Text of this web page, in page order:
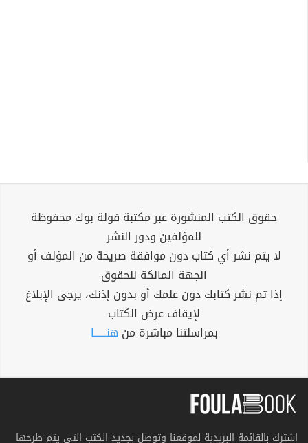
حقوق الكتب المنشورة عبر مكتبة فولة بوك محفوظة
للمؤلفين ودور النشر
لا يتم نشر أي كتاب دون موافقة صريحة من المؤلف أو
الجهة المالكة للحقوق
إذا تم نشر كتابك دون علمك أو بدون إذنك، يرجى الإبلاغ
لإيقاف عرض الكتاب
بمراسلتنا مباشرة من هنــــــا
اشترك بالقائمة البريدية لموقعنا وتوصل بجديد الكتب التي يتم طرحها